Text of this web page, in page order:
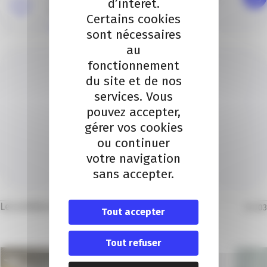
ELODIE PAIN
Je contacte un conseiller
Je contacte
Les articles dans la même thématique 03
d’intérêt.
Certains cookies
sont nécessaires
au
fonctionnement
du site et de nos
services. Vous
pouvez accepter,
gérer vos cookies
ou continuer
votre navigation
sans accepter.
Tout accepter
Tout refuser